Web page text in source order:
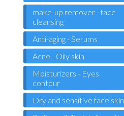
make-up remover - face
cleansing
Anti-aging - Serums
Acne - Oily skin
Moisturizers - Eyes
contour
Dry and sensitive face skin